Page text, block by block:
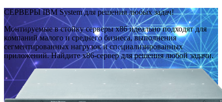
СЕРВЕРЫ IBM System для решения любых задач!
Монтируемые в стойку серверы x86 идеально подходят для
компаний малого и среднего бизнеса, выполнения
сегментированных нагрузок и специализированных
приложений. Найдите x86-сервер для решения любой задачи.